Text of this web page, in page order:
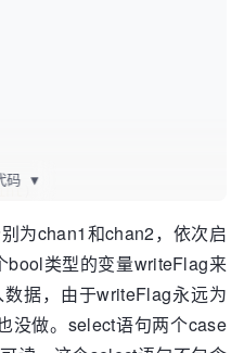
{
码 ▼
为chan1和chan2，依次启
bool类型的变量writeFlag来
据，由于writeFlag永远为
没做。select语句两个case